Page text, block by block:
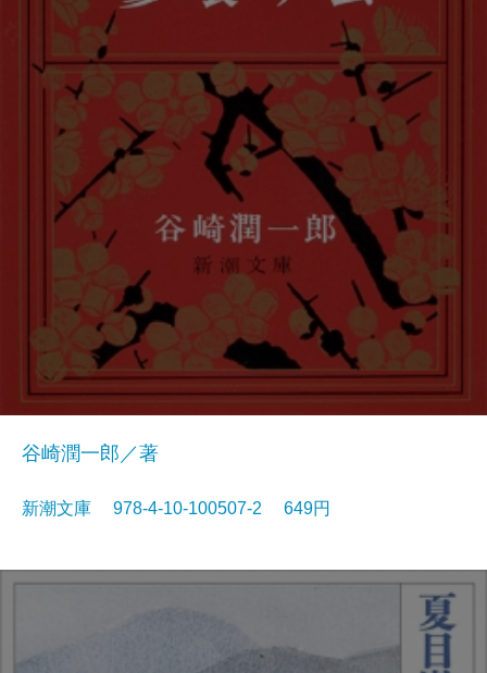
谷崎潤一郎／著
新潮文庫 978-4-10-100507-2 649円